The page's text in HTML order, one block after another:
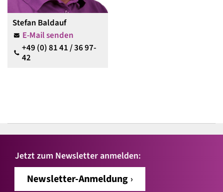
Stefan Baldauf
E-Mail senden
+49 (0) 81 41 / 36 97-
42
Jetzt zum Newsletter anmelden:
Newsletter-Anmeldung